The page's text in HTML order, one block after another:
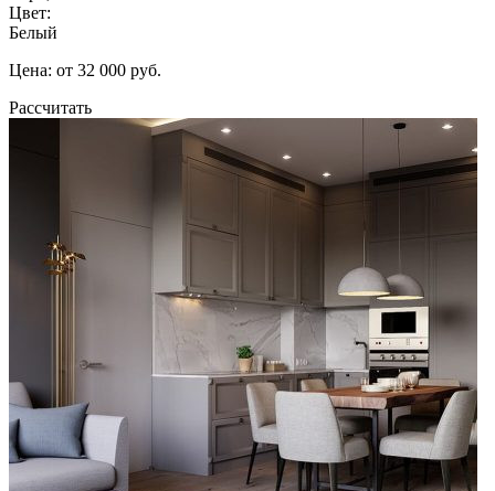
Цвет:
Белый
Цена: от 32 000 руб.
Рассчитать